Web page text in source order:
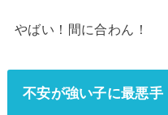
やばい！間に合わん！
不安が強い子に最悪